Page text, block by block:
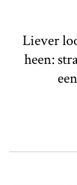
Liever
heen: